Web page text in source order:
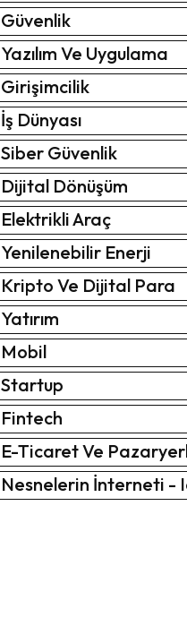
Güvenlik
Yazılım Ve Uygulama
Girişimcilik
İş Dünyası
Siber Güvenlik
Dijital Dönüşüm
Elektrikli Araç
Yenilenebilir Enerji
Kripto Ve Dijital Para
Yatırım
Mobil
Startup
Fintech
E-Ticaret Ve
Nesnelerin İnterneti -